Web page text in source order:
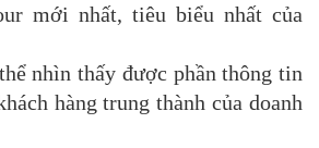
mới nhất, tiêu biểu nhất của
nhìn thấy được phần thông tin
hàng trung thành của doanh